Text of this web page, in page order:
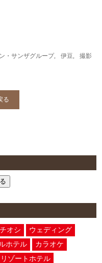
オシ
ウェディング
ホテル
カラオケ
ゾートホテル
・サンザグループ, 伊豆 撮影
る